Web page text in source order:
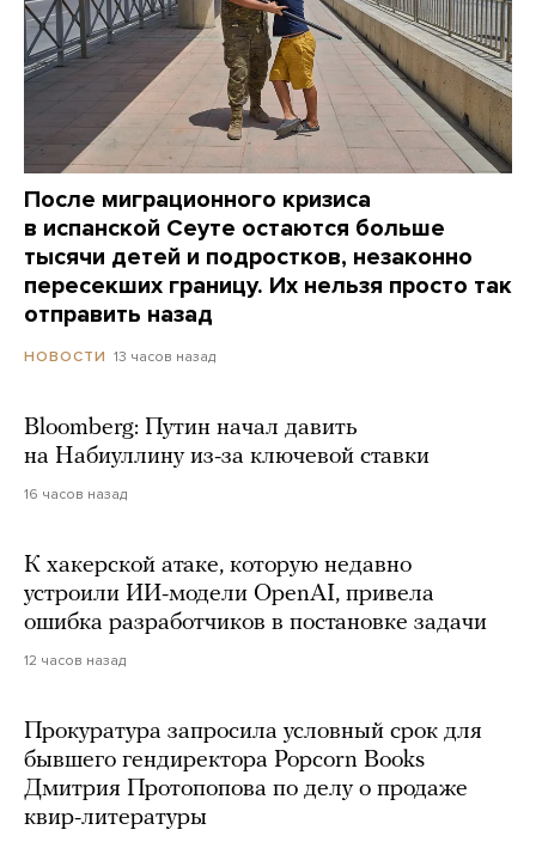
После миграционного кризиса
в испанской Сеуте остаются больше
тысячи детей и подростков, незаконно
пересекших границу. Их нельзя просто так
отправить назад
НОВОСТИ 13 часов назад
Bloomberg: Путин начал давить
на Набиуллину из-за ключевой ставки
16 часов назад
К хакерской атаке, которую недавно
устроили ИИ-модели OpenAI, привела
ошибка разработчиков в постановке задачи
12 часов назад
Прокуратура запросила условный срок для
бывшего гендиректора Popcorn Books
Дмитрия Протопопова по делу о продаже
квир-литературы